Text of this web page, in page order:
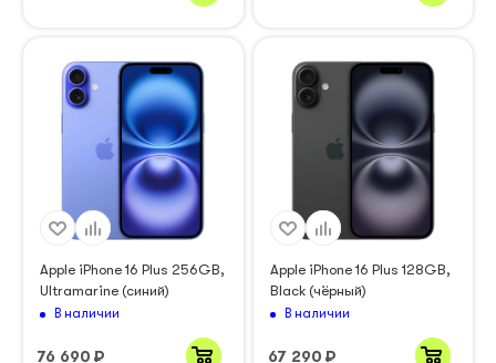
Apple iPhone 16 Plus 256GB,
Ultramarine (синий)
В наличии
76 690 ₽
Apple iPhone 16 Plus 128GB,
Black (чёрный)
В наличии
67 290 ₽